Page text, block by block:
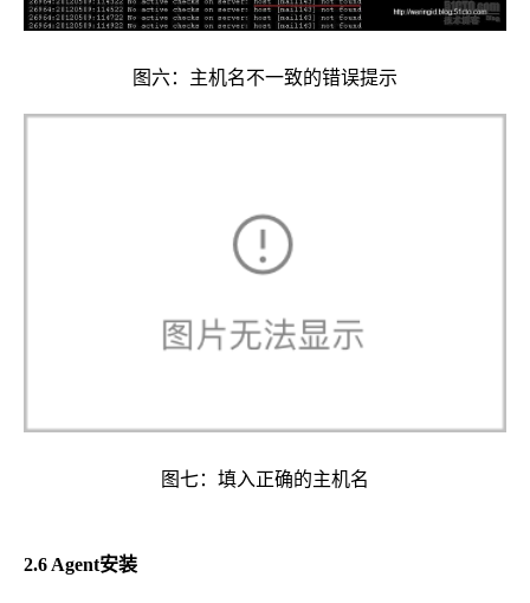
图六：主机名不一致的错误提示
图七：填入正确的主机名
2.6 Agent安装